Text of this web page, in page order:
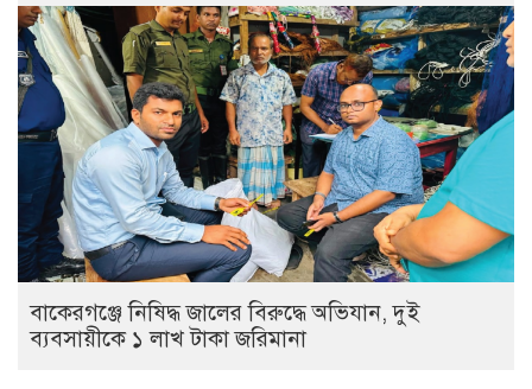
বাকেরগঞ্জে নিষিদ্ধ জালের বিরুদ্ধে অভিযান, দুই
ব্যবসায়ীকে ১ লাখ টাকা জরিমানা